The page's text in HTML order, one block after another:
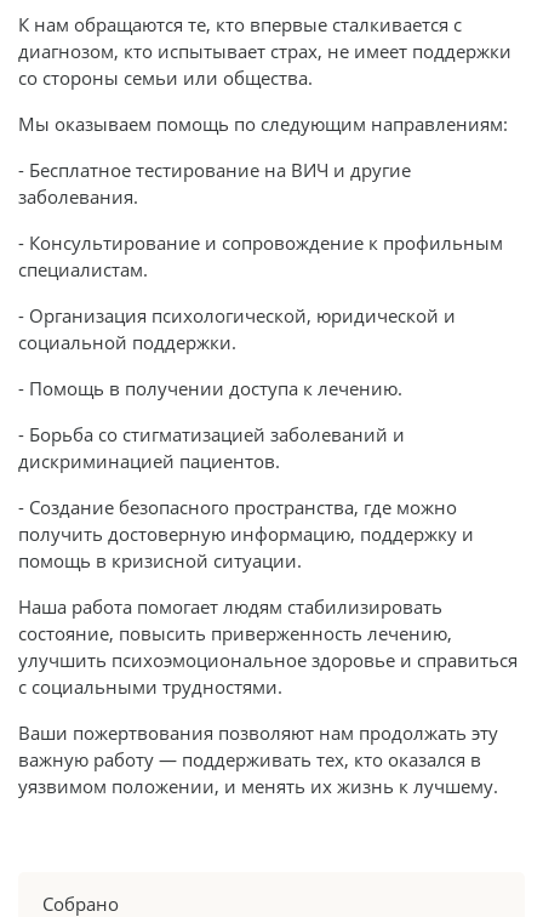
К нам обращаются те, кто впервые сталкивается с
диагнозом, кто испытывает страх, не имеет поддержки
со стороны семьи или общества.
Мы оказываем помощь по следующим направлениям:
- Бесплатное тестирование на ВИЧ и другие
заболевания.
- Консультирование и сопровождение к профильным
специалистам.
- Организация психологической, юридической и
социальной поддержки.
- Помощь в получении доступа к лечению.
- Борьба со стигматизацией заболеваний и
дискриминацией пациентов.
- Создание безопасного пространства, где можно
получить достоверную информацию, поддержку и
помощь в кризисной ситуации.
Наша работа помогает людям стабилизировать
состояние, повысить приверженность лечению,
улучшить психоэмоциональное здоровье и справиться
с социальными трудностями.
Ваши пожертвования позволяют нам продолжать эту
важную работу — поддерживать тех, кто оказался в
уязвимом положении, и менять их жизнь к лучшему.
Собрано